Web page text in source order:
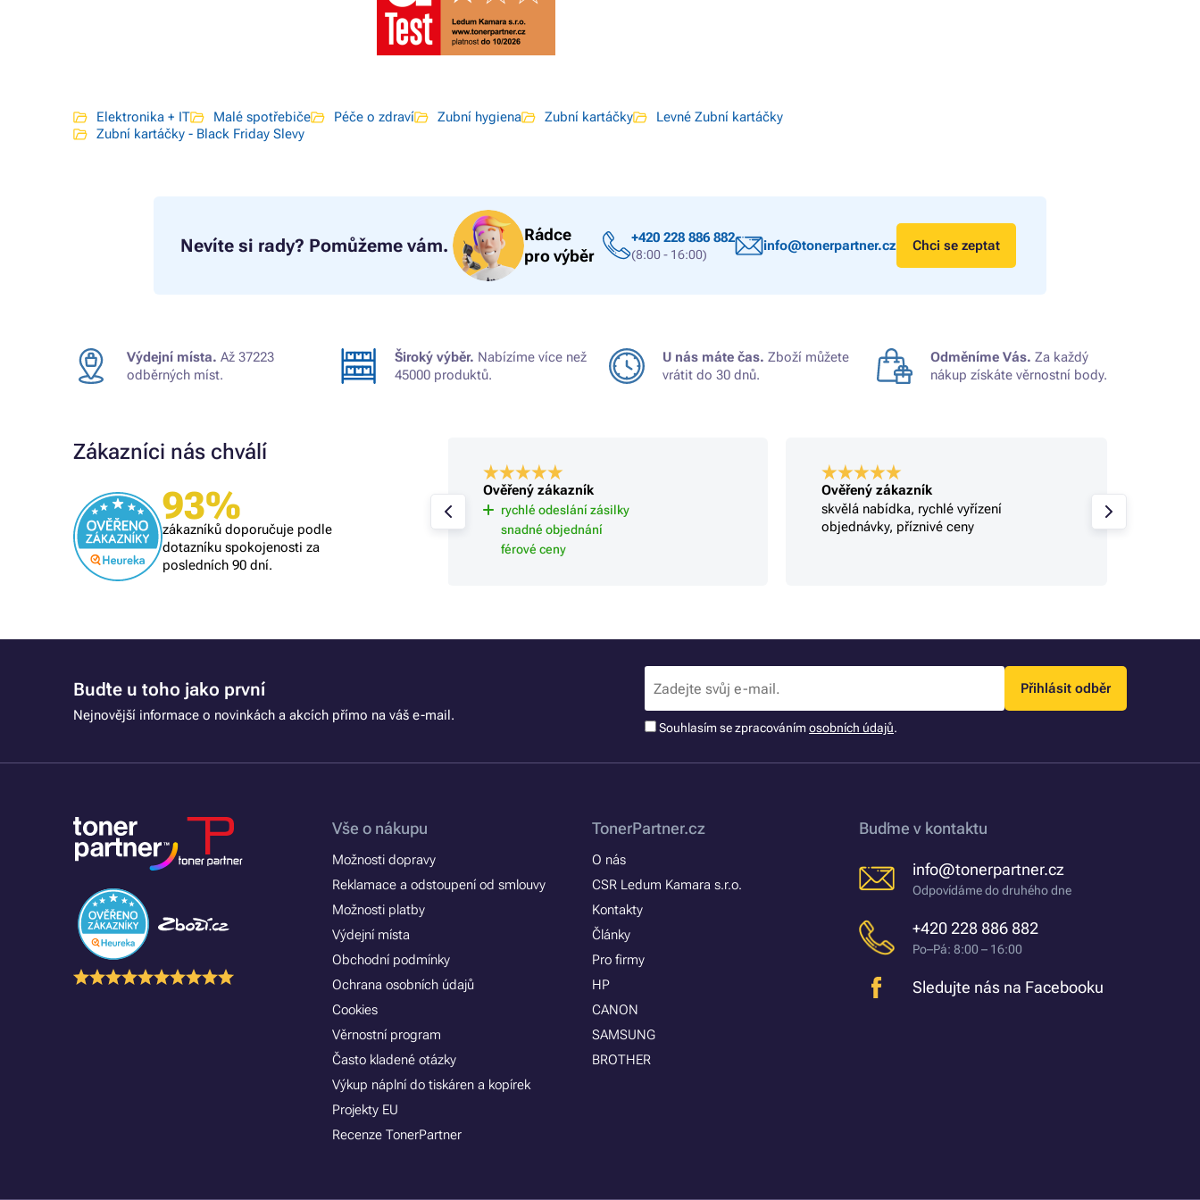
Elektronika + IT Malé spotřebiče Péče o zdraví Zubní hygiena Zubní kartáčky
Levné Zubní kartáčky
Zubní kartáčky - Black Friday Slevy
Nevíte si rady? Pomůžeme vám.
Rádce
pro výběr
+420 228 886 882
(8:00 - 16:00)
info@tonerpartner.cz Chci se zeptat
Výdejní místa. Až 37223
odběrných míst.
Široký výběr. Nabízíme více než
45000 produktů.
U nás máte čas. Zboží můžete
vrátit do 30 dnů.
Odměníme Vás. Za každý
nákup získáte věrnostní body.
Zákazníci nás chválí
93%
zákazníků doporučuje podle
dotazníku spokojenosti za
posledních 90 dní.
Ověřený zákazník
Všechno proběhlo k mé spokojenosti
Ověřený zákazník
rychlé odeslání zásilky
snadné objednání
férové ceny
Ověřený zákazník
skvělá nabídka, rychlé vyřízení
objednávky, příznivé ceny
Buďte u toho jako první
Nejnovější informace o novinkách a akcích přímo na váš e-mail.
Přihlásit odběr
Souhlasím se zpracovánímosobních údajů.
Vše o nákupu
Možnosti dopravy
Reklamace a odstoupení od smlouvy
Možnosti platby
Výdejní místa
Obchodní podmínky
Ochrana osobních údajů
Cookies
Věrnostní program
Často kladené otázky
Výkup náplní do tiskáren a kopírek
Projekty EU
Recenze TonerPartner
TonerPartner.cz
O nás
CSR Ledum Kamara s.r.o.
Kontakty
Články
Pro firmy
HP
CANON
SAMSUNG
BROTHER
Buďme v kontaktu
info@tonerpartner.cz
Odpovídáme do druhého dne
+420 228 886 882
Po–Pá: 8:00 – 16:00
Sledujte nás na Facebooku